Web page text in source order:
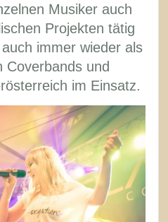
Musiker auch
Projekten tätig
immer wieder als
Coverbands und
im Einsatz.